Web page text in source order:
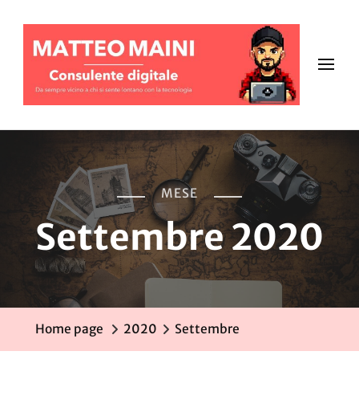
MESE
Settembre 2020
Home page 2020 Settembre